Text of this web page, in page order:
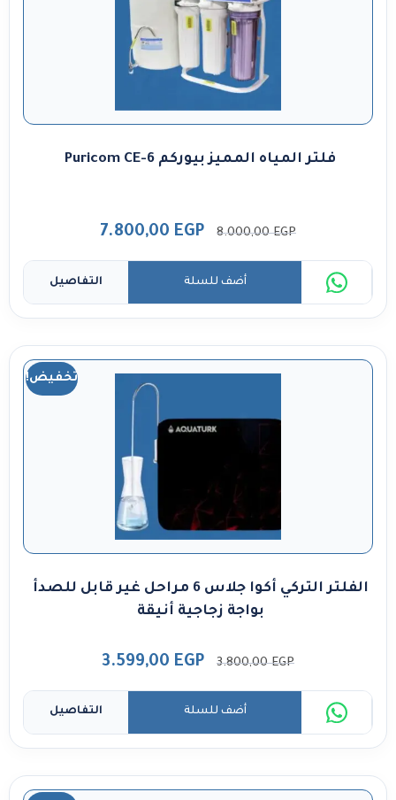
فلتر المياه المميز بيوركم Puricom CE-6
8.000,00EGP
7.800,00 EGP
التفاصيل أضف للسلة
تخفيض!
الفلتر التركي أكوا جلاس 6 مراحل غير قابل للصدأ
بواجة زجاجية أنيقة
3.800,00EGP
3.599,00 EGP
التفاصيل أضف للسلة